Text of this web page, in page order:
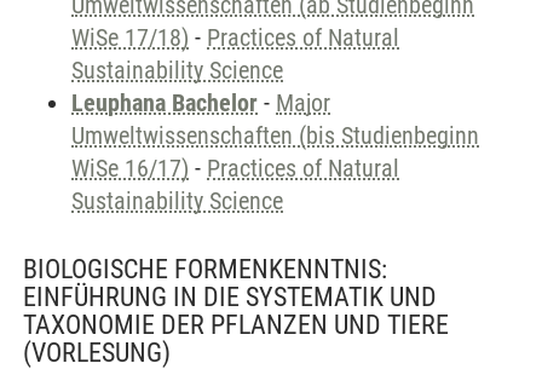
WiSe 17/18) - Practices of Natural
Sustainability Science
Leuphana Bachelor - Major
Umweltwissenschaften (bis Studienbeginn
WiSe 16/17) - Practices of Natural
Sustainability Science
BIOLOGISCHE FORMENKENNTNIS:
EINFÜHRUNG IN DIE SYSTEMATIK UND
TAXONOMIE DER PFLANZEN UND TIERE
(VORLESUNG)